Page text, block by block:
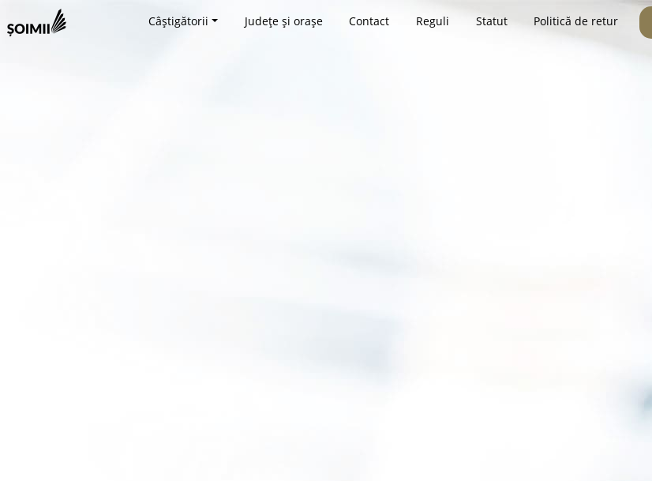
Câștigătorii Județe și orașe Contact Reguli Statut Politică de retur